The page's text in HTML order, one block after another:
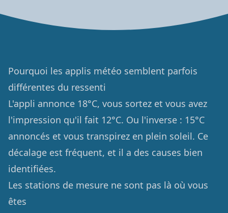
Pourquoi les applis météo semblent parfois
différentes du ressenti
L'appli annonce 18°C, vous sortez et vous avez
l'impression qu'il fait 12°C. Ou l'inverse : 15°C
annoncés et vous transpirez en plein soleil. Ce
décalage est fréquent, et il a des causes bien
identifiées.
Les stations de mesure ne sont pas là où vous
êtes